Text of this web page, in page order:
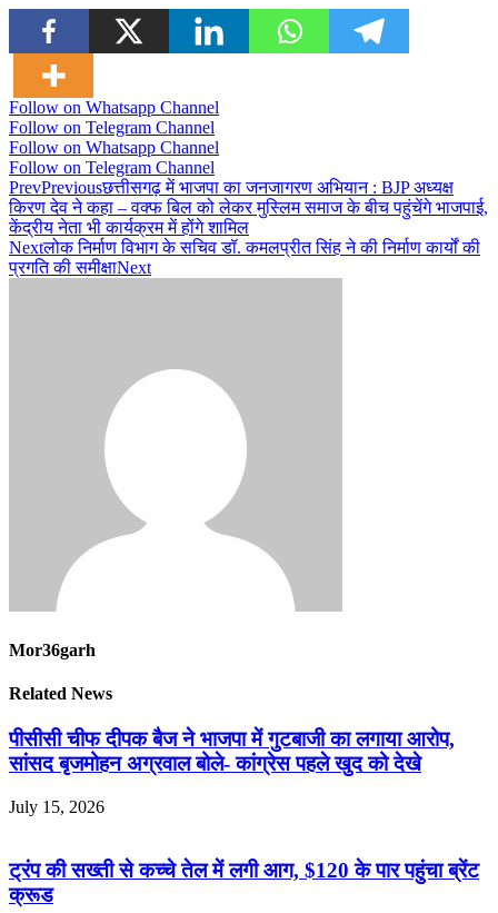
Follow on Whatsapp Channel
Follow on Telegram Channel
Follow on Whatsapp Channel
Follow on Telegram Channel
PrevPreviousछत्तीसगढ़ में भाजपा का जनजागरण अभियान : BJP अध्यक्ष
किरण देव ने कहा – वक्फ बिल को लेकर मुस्लिम समाज के बीच पहुंचेंगे भाजपाई,
केंद्रीय नेता भी कार्यक्रम में होंगे शामिल
Nextलोक निर्माण विभाग के सचिव डॉ. कमलप्रीत सिंह ने की निर्माण कार्यों की
प्रगति की समीक्षाNext
Mor36garh
Related News
पीसीसी चीफ दीपक बैज ने भाजपा में गुटबाजी का लगाया आरोप,
सांसद बृजमोहन अग्रवाल बोले- कांग्रेस पहले खुद को देखे
July 15, 2026
ट्रंप की सख्ती से कच्चे तेल में लगी आग, $120 के पार पहुंचा ब्रेंट
क्रूड